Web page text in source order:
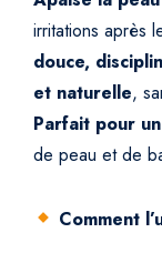
irritations après
douce,
et naturelle,
Parfait pour
de peau et de
Comment